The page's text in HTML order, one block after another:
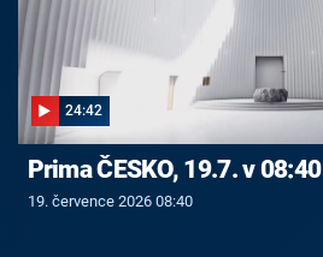
24:42
Prima ČESKO, 19.7. v 08:40
19. července 2026 08:40